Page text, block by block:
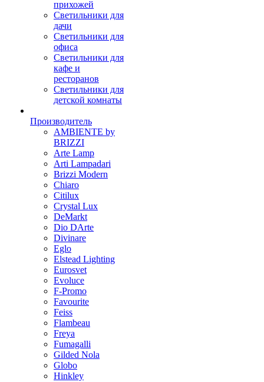
прихожей
Светильники для
дачи
Светильники для
офиса
Светильники для
кафе и
ресторанов
Светильники для
детской комнаты
Производитель
AMBIENTE by
BRIZZI
Arte Lamp
Arti Lampadari
Brizzi Modern
Chiaro
Citilux
Crystal Lux
DeMarkt
Dio DArte
Divinare
Eglo
Elstead Lighting
Eurosvet
Evoluce
F-Promo
Favourite
Feiss
Flambeau
Freya
Fumagalli
Gilded Nola
Globo
Hinkley